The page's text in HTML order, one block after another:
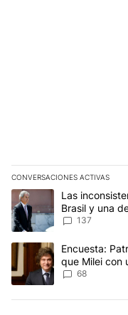
CONVERSACIONES ACTIVAS
Este listado muestra los
Un artículo de
Las
Brasil y una
concepto
137
Un artículo deEncuesta:
que Milei con
negativa
68